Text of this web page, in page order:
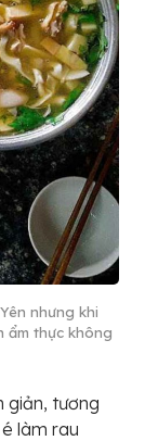
nhưng khi
ẩm thực không
giản, tương
làm rau